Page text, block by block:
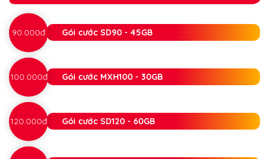
90.000đ Gói cước SD90 - 45GB
100.000đ Gói cước MXH100 - 30GB
120.000đ Gói cước SD120 - 60GB